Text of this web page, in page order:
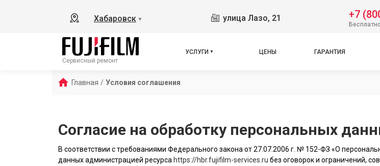
Хабаровск ▼ улица Лазо, 21 +7
Сервисный ремонт
УСЛУГИ ЦЕНЫ ГАРАНТИЯ
Главная / Условия соглашения
Согласие на обработку персональных
В соответствии с требованиями Федерального закона от 27.07.2006 г. № 152-ФЗ «О
данных администрацией ресурса https://hbr.fujifilm-services.ru без оговорок и ограничений,